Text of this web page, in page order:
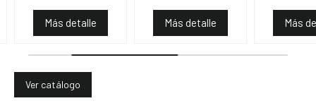
Más detalle Más detalle Más
Ver catálogo